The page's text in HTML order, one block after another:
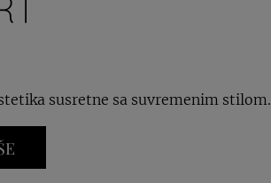
susretne sa suvremenim stilom.